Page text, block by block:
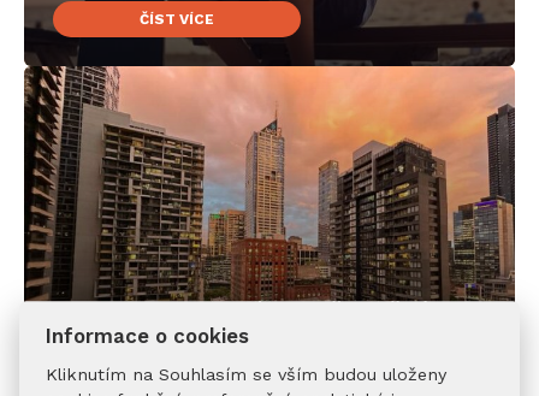
ČÍST VÍCE
Kanada vs. Austrálie: Dvě odlišné
zkušenosti, jeden životní upgrade
Informace o cookies
Kliknutím na Souhlasím se vším budou uloženy